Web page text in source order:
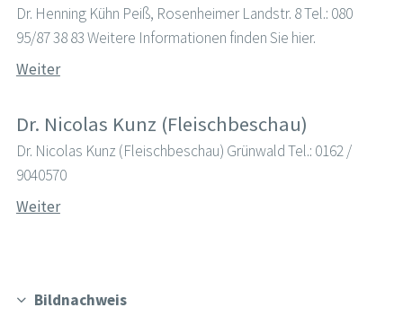
Dr. Henning Kühn Peiß, Rosenheimer Landstr. 8 Tel.: 080
95/87 38 83 Weitere Informationen finden Sie hier.
Weiter
Dr. Nicolas Kunz (Fleischbeschau)
Dr. Nicolas Kunz (Fleischbeschau) Grünwald Tel.: 0162 /
9040570
Weiter
Bildnachweis